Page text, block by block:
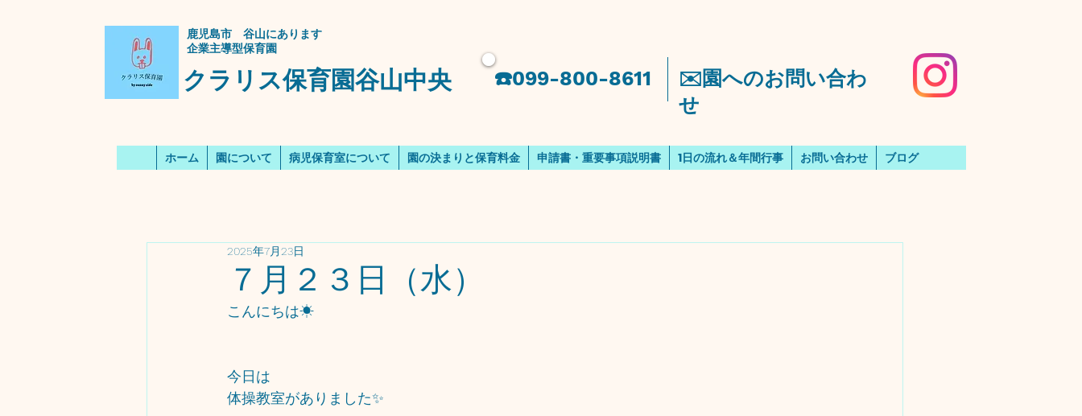
​鹿児島市 谷山にあります
企業主導型保育園
クラリス保育園谷山中央
​✉️園へのお問い合わ
せ
​☎️099-800-8611
ホーム 園について 病児保育室について 園の決まりと保育料金 申請書・重要事項説明書 1日の流れ＆年間行事 お問い合わせ ブログ
７月２３日（水）
2025年7月23日
こんにちは☀
今日は
体操教室がありました✨